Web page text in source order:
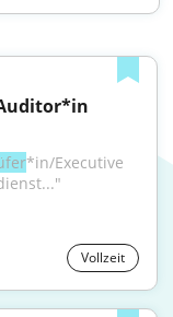
*in/Executive
Vollzeit